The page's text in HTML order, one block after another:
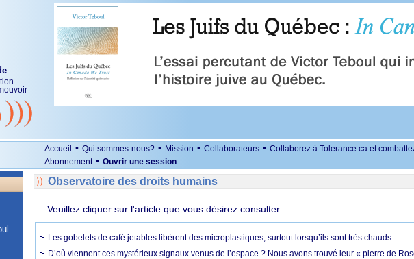
Accueil • Qui sommes-nous? • Mission • Collaborateurs • Collaborez à Tolerance.ca et
Abonnement • Ouvrir une session
Observatoire des droits humains
Veuillez cliquer sur l'article que vous désirez consulter.
Les gobelets de café jetables libèrent des microplastiques, surtout lorsqu’ils sont très chauds
D’où viennent ces mystérieux signaux venus de l’espace ? Nous avons trouvé leur « pierre de